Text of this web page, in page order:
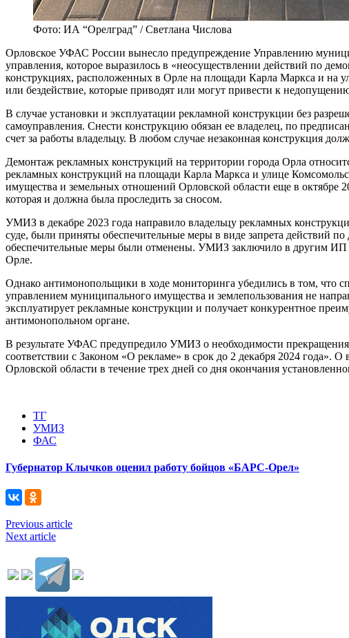
Фото: ИА “Орелград” / Светлана Числова
Орловское УФАС России вынесло предупреждение Управлению
управления, которое выразилось в «неосуществлении действий по
конструкциях, расположенных в Орле на площади Карла Маркса и на
или бездействие, которые приводят или могут привести к
В случае установки и эксплуатации рекламной конструкции без
самоуправления. Снести конструкцию обязан ее владелец, по
счет за работы владельцу. В любом случае незаконная конструкция
Демонтаж рекламных конструкций на территории города Орла
рекламных конструкций на площади Карла Маркса и улице
имущества и земельных отношений Орловской области еще в октябре
которая и должна была проследить за сносом.
УМИЗ в декабре 2023 года направило владельцу рекламных
суде, были приняты обеспечительные меры в виде запрета действий
обеспечительные меры были отменены. УМИЗ заключило в другим ИП
Орле.
Однако антимонопольщики в ходе мониторинга убедились в том, что
управлением муниципального имущества и землепользования не
эксплуатирует рекламные конструкции и получает конкурентное
антимонопольном органе.
В результате УФАС предупредило УМИЗ о необходимости
соответствии с Законом «О рекламе» в срок до 2 декабря 2024
Орловской области в течение трех дней со дня окончания
ТГ
УМИЗ
ФАС
Губернатор Клычков оценил работу бойцов «БАРС-Орел»
Previous article
Next article